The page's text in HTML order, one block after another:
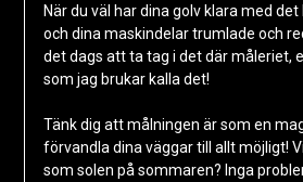
När du väl har dina golv klara med
och dina maskindelar trumlade och
det dags att ta tag i det där måleriet,
som jag brukar kalla det!
Tänk dig att målningen är som en
förvandla dina väggar till allt möjligt!
som solen på sommaren? Inga